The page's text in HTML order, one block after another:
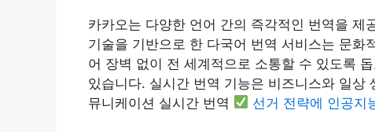
카카오는 다양한 언어 간의 즉각적인 번역을 제
기술을 기반으로 한 다국어 번역 서비스는 문화
어 장벽 없이 전 세계적으로 소통할 수 있도록
있습니다. 실시간 번역 기능은 비즈니스와 일상
뮤니케이션 실시간 번역
선거 전략에 인공지